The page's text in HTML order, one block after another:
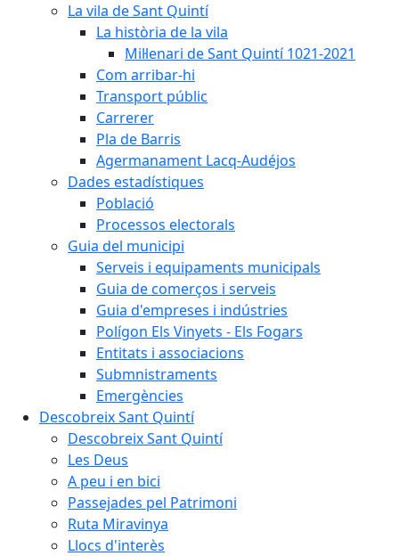
La vila de Sant Quintí
La història de la vila
Mil·lenari de Sant Quintí 1021-2021
Com arribar-hi
Transport públic
Carrerer
Pla de Barris
Agermanament Lacq-Audéjos
Dades estadístiques
Població
Processos electorals
Guia del municipi
Serveis i equipaments municipals
Guia de comerços i serveis
Guia d'empreses i indústries
Polígon Els Vinyets - Els Fogars
Entitats i associacions
Submnistraments
Emergències
Descobreix Sant Quintí
Descobreix Sant Quintí
Les Deus
A peu i en bici
Passejades pel Patrimoni
Ruta Miravinya
Llocs d'interès